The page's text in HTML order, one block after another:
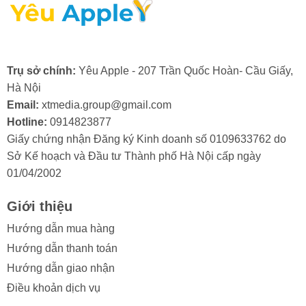
loại sạc, pin kém chất lượng có thể gây ảnh hưởng đến
nguồn điện, làm ảnh hưởng tiêu cực đến hoạt động của
- Lỗi từ nhà sản xuất: Dù rất hiếm, nhưng vẫn có trường
hợp camera bị lỗi từ ngay ban đầu. Nếu gặp phải tình
trạng này, bạn nên mang máy đi bảo hành sớm.
iPhone 6s?
Camera sau là một trong những bộ phận dễ bị hư hỏng
nhất do các tác động bên ngoài và hao mòn tự nhiên.
Nếu bạn nhận thấy chất lượng chụp ảnh hoặc quay
video trên iPhone 6s giảm sút, hãy kiểm tra các dấu
hiệu dưới đây để xác định xem đã đến lúc cần thay
Trụ sở chính: Yêu Apple - 207 Trần Quốc Hoàn- Cầu Giấy,
Hà Nội
Email: xtmedia.group@gmail.com
Hotline: 0914823877
Giấy chứng nhận Đăng ký Kinh doanh số 0109633762 do
Sở Kế hoạch và Đầu tư Thành phố Hà Nội cấp ngày
01/04/2002
Giới thiệu
Hướng dẫn mua hàng
Hướng dẫn thanh toán
Hướng dẫn giao nhận
Điều khoản dịch vụ